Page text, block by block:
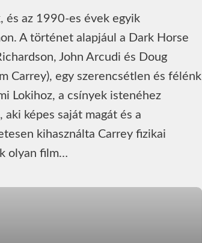
és az 1990-es évek egyik
A történet alapjául a Dark Horse
John Arcudi és Doug
Carrey), egy szerencsétlen és félénk
Lokihoz, a csínyek istenéhez
képes saját magát és a
kihasználta Carrey fizikai
olyan film…